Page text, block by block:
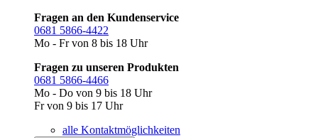
Fragen an den Kundenservice
0681 5866-4422
Mo - Fr von 8 bis 18 Uhr
Fragen zu unseren Produkten
0681 5866-4466
Mo - Do von 9 bis 18 Uhr
Fr von 9 bis 17 Uhr
alle Kontaktmöglichkeiten